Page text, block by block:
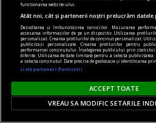
cuprins în titlul său: într-o saună
Victor MOROZOV
functionarea website-ului.
Atât noi, cât și partenerii noștri prelucrăm datele
Dezvoltarea și îmbunătățirea serviciilor. Măsurarea
accesarea informațiilor de pe un dispozitiv. Utilizarea
personalizat. Crearea profilurilor de conținut personalizat.
publicității personalizate. Crearea profilurilor pentru
performanței conținutului. Înțelegerea publicului prin
diferite. Utilizarea de date limitate pentru a selecta
a selecta conținutul. Date precise de geolocație și identificarea
Listă parteneri (furnizori)
ACCEPT TOATE
VREAU SA MODIFIC SETARILE